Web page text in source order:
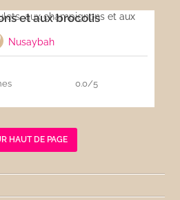
et aux brocolis
Nusaybah
0.0/5
HAUT DE PAGE